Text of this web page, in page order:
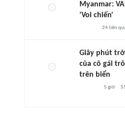
Myanmar:
'Voi chiến'
24liên
Giây phút
của cô gái
trên biển
5 giờ